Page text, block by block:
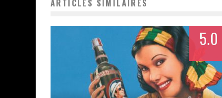
ARTICLES SIMILAIRES
5.0